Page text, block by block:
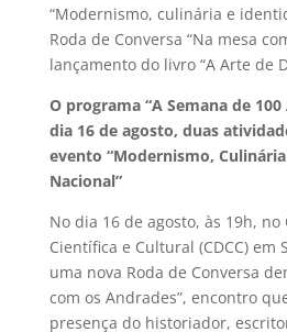
“Modernismo, culinária e
Roda de Conversa “Na mesa
lançamento do livro “A Arte de
O programa “A Semana de
dia 16 de agosto, duas
evento “Modernismo,
Nacional”
No dia 16 de agosto, às 19h,
Científica e Cultural (CDCC) em
uma nova Roda de Conversa
com os Andrades”, encontro
presença do historiador,